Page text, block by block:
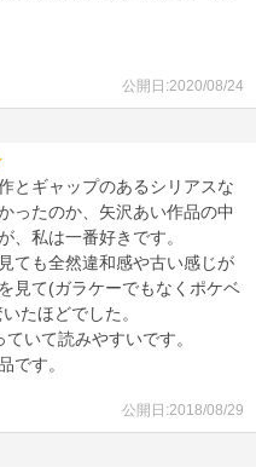
公開日:2020/08/24
とギャップのあるシリアスな
ったのか、矢沢あい作品の中
、私は一番好きです。
ても全然違和感や古い感じが
見て(ガラケーでもなくポケベ
たほどでした。
いて読みやすいです。
です。
公開日:2018/08/29